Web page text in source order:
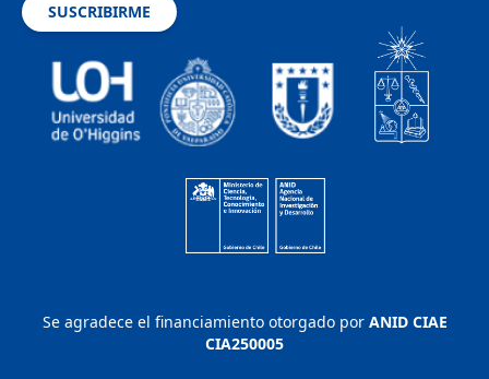
SUSCRIBIRME
Se agradece el financiamiento otorgado por ANID CIAE
CIA250005